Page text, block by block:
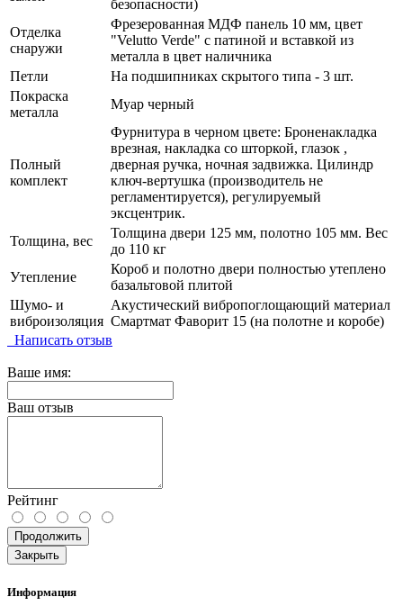
безопасности)
Отделка
снаружи
Фрезерованная МДФ панель 10 мм, цвет
"Velutto Verde" с патиной и вставкой из
металла в цвет наличника
Петли
На подшипниках скрытого типа - 3 шт.
Покраска
металла
Муар черный
Полный
комплект
Фурнитура в черном цвете: Броненакладка
врезная, накладка со шторкой, глазок ,
дверная ручка, ночная задвижка. Цилиндр
ключ-вертушка (производитель не
регламентируется), регулируемый
эксцентрик.
Толщина, вес
Толщина двери 125 мм, полотно 105 мм. Вес
до 110 кг
Утепление
Короб и полотно двери полностью утеплено
базальтовой плитой
Шумо- и
виброизоляция
Акустический вибропоглощающий материал
Смартмат Фаворит 15 (на полотне и коробе)
Написать отзыв
Ваше имя:
Ваш отзыв
Рейтинг
Продолжить
Закрыть
Информация